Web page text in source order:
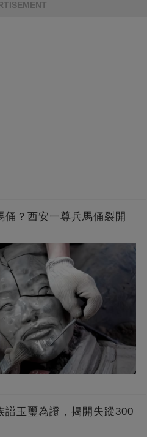
俑？西安一尊兵馬俑裂開
譜玉璽為證，揭開失蹤300